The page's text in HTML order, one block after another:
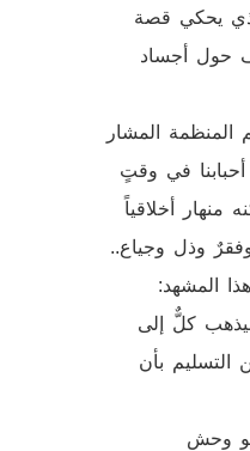
يحكي قصة
حول أجساد
المنظمة المشار
أحبابنا في وقتٍ
منهار أخلاقياً
وذل وجياع..
المشهد:
كلٌّ إلى
بأن
وحش